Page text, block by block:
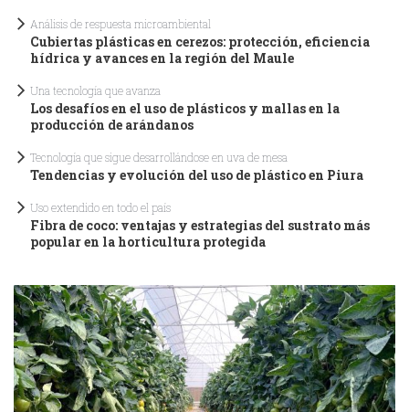
Análisis de respuesta microambiental
Cubiertas plásticas en cerezos: protección, eficiencia
hídrica y avances en la región del Maule
Una tecnología que avanza
Los desafíos en el uso de plásticos y mallas en la
producción de arándanos
Tecnología que sigue desarrollándose en uva de mesa
Tendencias y evolución del uso de plástico en Piura
Uso extendido en todo el país
Fibra de coco: ventajas y estrategias del sustrato más
popular en la horticultura protegida